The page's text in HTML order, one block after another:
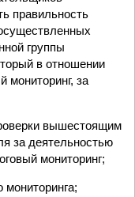
правильность
группы
в отношении
мониторинг, за
вышестоящим
за деятельностью
мониторинг;
мониторинга;